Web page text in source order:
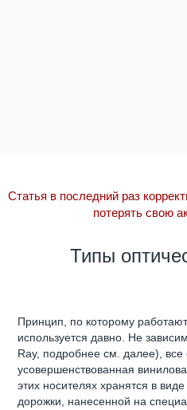
Статья в последний раз
потерять свою
Типы
Принцип, по которому работают
используется давно. Не
Ray, подробнее см. далее), все
усовершенствованная
этих носителях хранятся в
дорожки, нанесенной на